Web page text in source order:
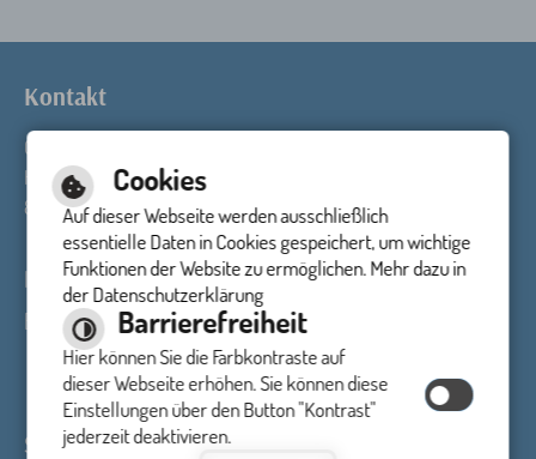
Kontakt
Gemeinde Seekirch
Hauptstraße 23
88422 Seekirch
E-Mail schreiben
Impressum Inhalt Datenschutzerklärung
Barrierefreiheit Barrierefreie Ansicht
Sprechzeiten Rathaus
Cookies
Auf dieser Webseite werden ausschließlich
essentielle Daten in Cookies gespeichert, um wichtige
Funktionen der Website zu ermöglichen. Mehr dazu in
der Datenschutzerklärung
Barrierefreiheit
Hier können Sie die Farbkontraste auf
dieser Webseite erhöhen. Sie können diese
Einstellungen über den Button "Kontrast"
jederzeit deaktivieren.